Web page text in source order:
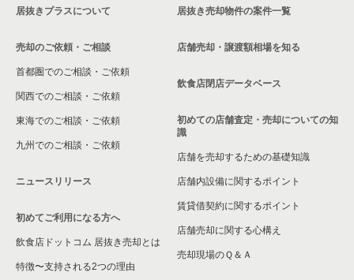
大阪市浪速区の飲食店の居抜き売却物件の案件一覧
八尾市の飲食店の居抜き売却物件の案件一覧
大東市の飲食店の居抜き売却物件の案件一覧
箕面市の飲食店の居抜き売却物件の案件一覧
大阪市淀川区の飲食店の居抜き売却物件の案件一覧
大阪市東成区の飲食店の居抜き売却物件の案件一覧
大阪市城東区の飲食店の居抜き売却物件の案件一覧
大阪市旭区の飲食店の居抜き売却物件の案件一覧
居抜きプラスについて
売却のご依頼・ご相談
首都圏でのご相談・ご依頼
関西でのご相談・ご依頼
東海でのご相談・ご依頼
九州でのご相談・ご依頼
ニュースリリース
初めてご利用になる方へ
飲食店ドットコム 居抜き売却とは
特徴〜支持される2つの理由
居抜き売却物件の案件一覧
店舗売却・譲渡額相場を知る
飲食店閉店データベース
初めての店舗査定・売却についての知
識
店舗を売却するための基礎知識
店舗内設備に関するポイント
賃貸借契約に関するポイント
店舗売却に関する心構え
売却現場のＱ＆Ａ